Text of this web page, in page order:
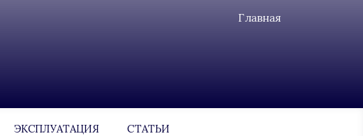
Главная
ЭКСПЛУАТАЦИЯ СТАТЬИ